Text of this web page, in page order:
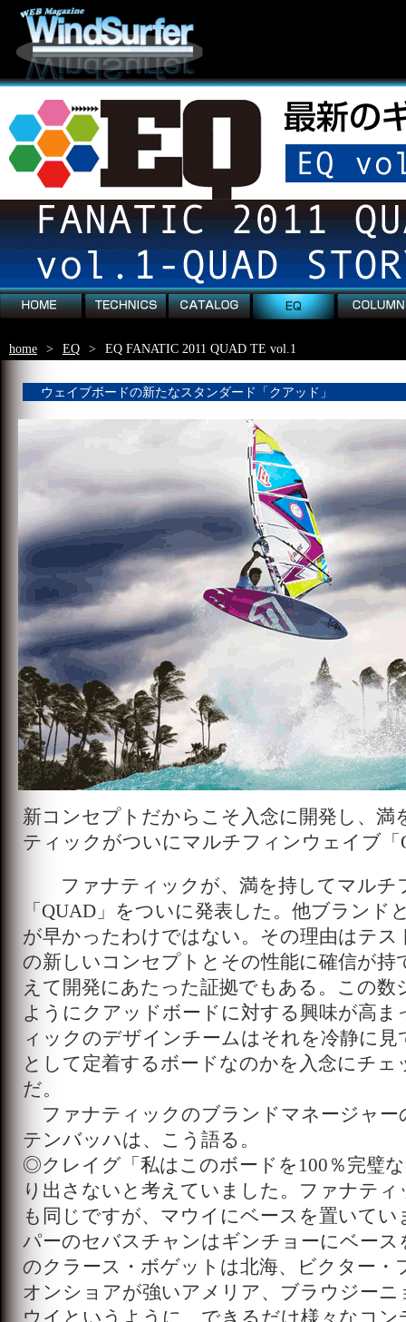
technics column
home > EQ > EQ FANATIC 2011 QUAD TE vol.1
ウェイブボードの新たなスタンダード「クアッド」
新コンセプトだからこそ入念に開発し、満
ティックがついにマルチフィンウェイブ「
ファナティックが、満を持してマルチ
「QUAD」をついに発表した。他ブランド
が早かったわけではない。その理由はテス
の新しいコンセプトとその性能に確信が持
えて開発にあたった証拠でもある。この数
ようにクアッドボードに対する興味が高ま
ィックのデザインチームはそれを冷静に
として定着するボードなのかを入念にチェ
だ。
ファナティックのブランドマネージャー
テンバッハは、こう語る。
◎クレイグ「私はこのボードを100％完璧
り出さないと考えていました。ファナテ
も同じですが、マウイにベースを置いて
パーのセバスチャンはギンチョーにベース
のクラース・ボゲットは北海、ビクター・
オンショアが強いアメリア、ブラウジー
ウイというように、できるだけ様々なコ